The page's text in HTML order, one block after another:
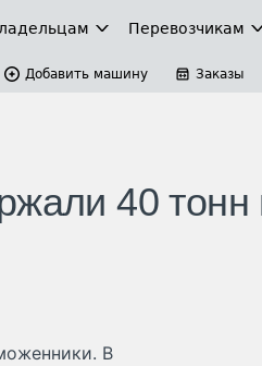
Перевозчикам
Добавить машину Заказы
40 тонн
В